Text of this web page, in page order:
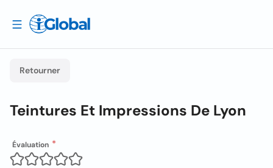
Retourner
Teintures Et Impressions De Lyon
Évaluation